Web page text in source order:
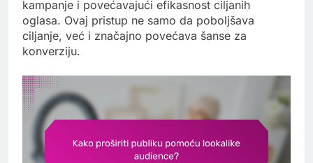
kampanje i povećavajući efikasnost ciljanih
oglasa. Ovaj pristup ne samo da poboljšava
ciljanje, već i značajno povećava šanse za
konverziju.